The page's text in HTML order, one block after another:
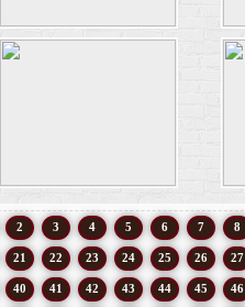
2 3 4 5 6 7 8
21 22 23 24 25 26 27
40 41 42 43 44 45 46